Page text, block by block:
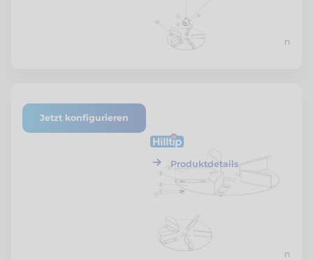
Preis nach Konfiguration
ETF-SZSTR-SPBG-02
HilltipSpinnerbaugruppe
Produktdetails
Preis nach Konfiguration
Jetzt konfigurieren